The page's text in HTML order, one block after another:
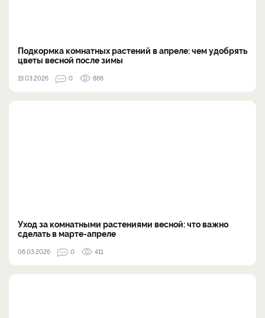
Подкормка комнатных растений в апреле: чем удобрять
цветы весной после зимы
19.03.2026 0 866
Уход за комнатными растениями весной: что важно
сделать в марте-апреле
06.03.2026 0 411